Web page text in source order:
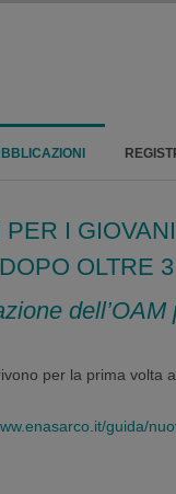
I
OLTRE 3
per la prima volta
guida/